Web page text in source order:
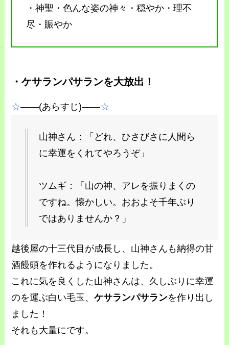
・神聖・色んな姿の神々・穏やか・理不
尽・賑やか
・ケサランパサランを大放出！
☆――(あらすじ)――☆
山神さん：「どれ、ひさびさに人間ら
に幸運をくれてやろうぞ」
ツムギ：「山の神、アレを振りまくの
ですね。懐かしい。おおよそ千年ぶり
ではありませんか？」
越後屋の十三代目が成長し、山神さんも納得の甘
酒饅頭を作れるようになりました。
これに気を良くした山神さんは、久しぶりに幸運
のを運ぶ白い毛玉、ケサランパサランを作り出し
ました！
それも大量にです。